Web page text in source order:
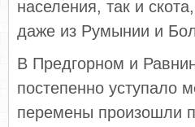
населения, так и
даже из Румынии и
В Предгорном и
постепенно уступало
перемены произошли